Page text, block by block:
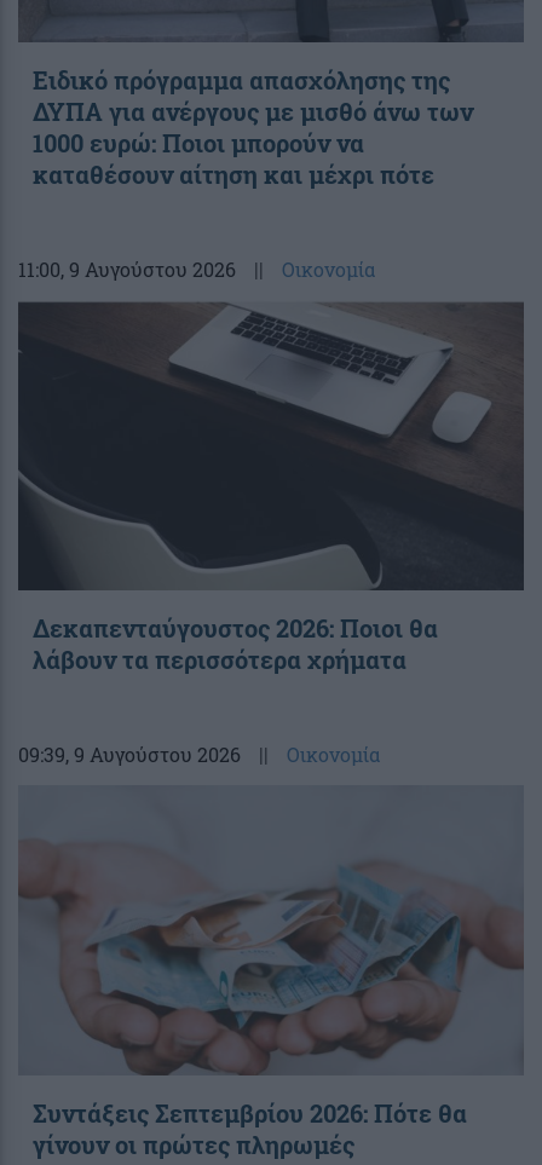
Ειδικό πρόγραμμα απασχόλησης της
ΔΥΠΑ για ανέργους με μισθό άνω των
1000 ευρώ: Ποιοι μπορούν να
καταθέσουν αίτηση και μέχρι πότε
11:00, 9 Αυγούστου 2026 || Οικονομία
Δεκαπενταύγουστος 2026: Ποιοι θα
λάβουν τα περισσότερα χρήματα
09:39, 9 Αυγούστου 2026 || Οικονομία
Συντάξεις Σεπτεμβρίου 2026: Πότε θα
γίνουν οι πρώτες πληρωμές